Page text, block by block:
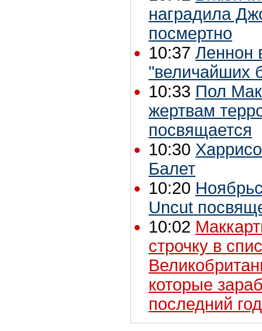
наградила
посмертно
10:37 Леннон
"величайших
10:33 Пол
жертвам
посвящается
10:30
Балет
10:20
Uncut
10:02
строчку в
которые
последний год